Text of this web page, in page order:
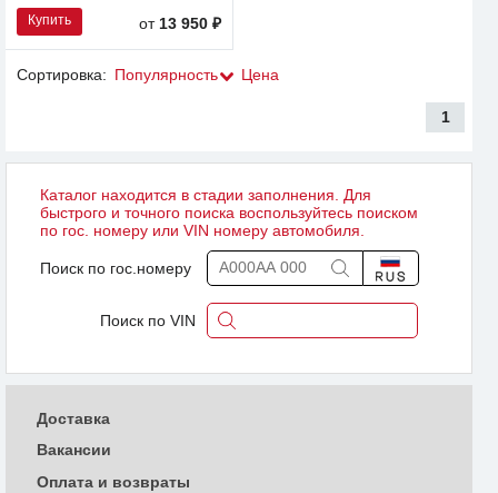
Купить от 13 950 ₽
Сортировка: Популярность Цена
1
Каталог находится в стадии заполнения. Для
быстрого и точного поиска воспользуйтесь поиском
по гос. номеру или VIN номеру автомобиля.
Поиск по гос.номеру
Поиск по VIN
Доставка
Вакансии
Оплата и возвраты